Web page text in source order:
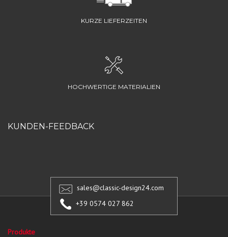
KURZE LIEFERZEITEN
HOCHWERTIGE MATERIALIEN
KUNDEN-FEEDBACK
sales@classic-design24.com
+39 0574 027 862
Produkte